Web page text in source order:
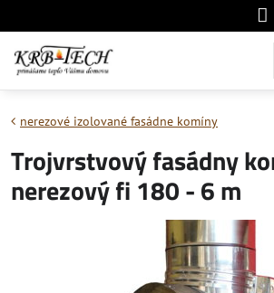
nerezové izolované fasádne komíny
Trojvrstvový fasádny
nerezový fi 180 - 6 m